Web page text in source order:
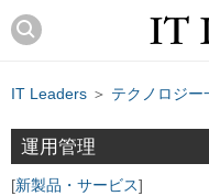
IT Leaders ＞ テクノロジー
運用管理
新製品・サービス